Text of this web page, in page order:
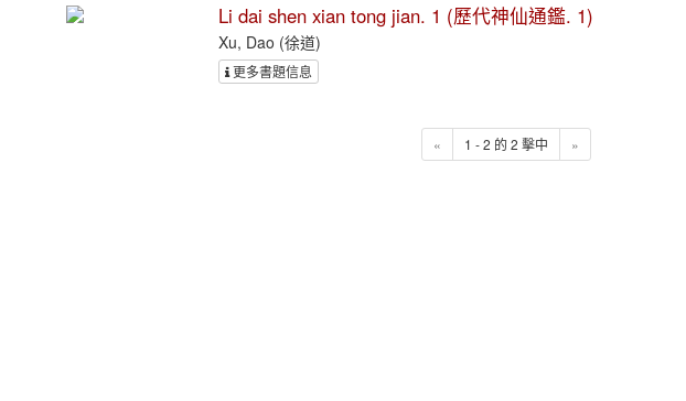
Li dai shen xian tong jian. 1 (歷代神仙通鑑. 1)
Xu, Dao (徐道)
更多書題信息
« 1 - 2 的 2 擊中 »